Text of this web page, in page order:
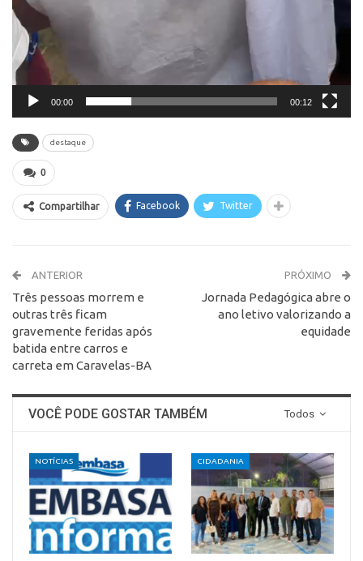
00:00 00:12
destaque
0
Compartilhar Facebook Twitter
ANTERIOR
Três pessoas morrem e
outras três ficam
gravemente feridas após
batida entre carros e
carreta em Caravelas-BA
PRÓXIMO
Jornada Pedagógica abre o
ano letivo valorizando a
equidade
Todos
VOCÊ PODE GOSTAR TAMBÉM
NOTÍCIAS CIDADANIA